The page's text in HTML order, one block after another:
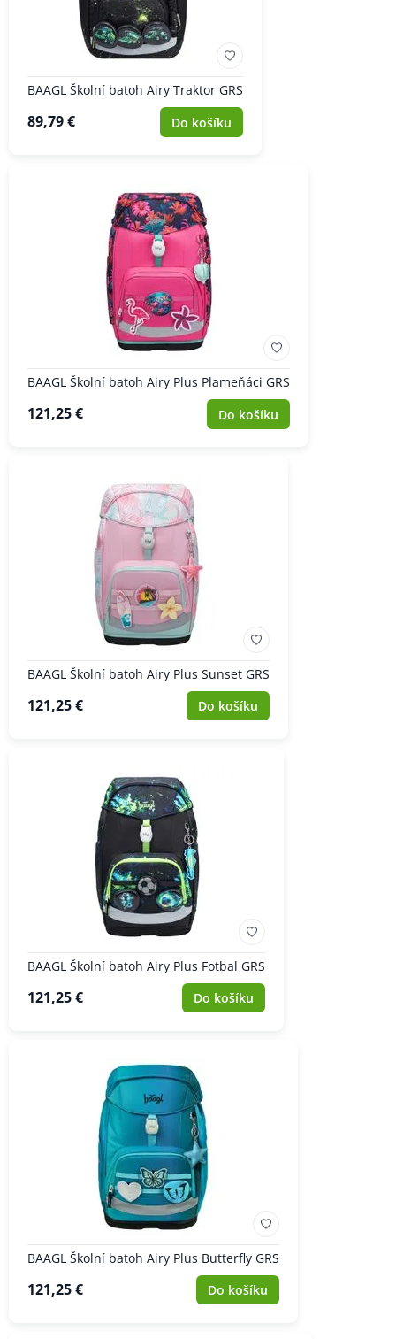
BAAGL Školní batoh Airy Traktor GRS
89,79 € Do košíku
BAAGL Školní batoh Airy Plus Plameňáci GRS
121,25 € Do košíku
BAAGL Školní batoh Airy Plus Sunset GRS
121,25 € Do košíku
BAAGL Školní batoh Airy Plus Fotbal GRS
121,25 € Do košíku
BAAGL Školní batoh Airy Plus Butterfly GRS
121,25 € Do košíku